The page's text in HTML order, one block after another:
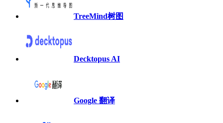
TreeMind树图
Decktopus AI
Google 翻译